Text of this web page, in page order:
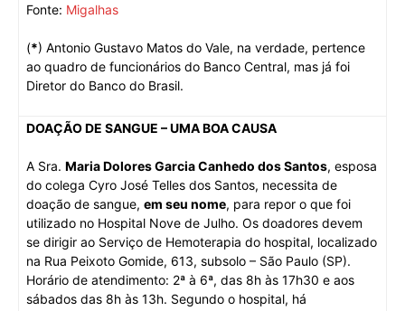
Fonte: Migalhas
(*) Antonio Gustavo Matos do Vale, na verdade, pertence
ao quadro de funcionários do Banco Central, mas já foi
Diretor do Banco do Brasil.
DOAÇÃO DE SANGUE – UMA BOA CAUSA
A Sra. Maria Dolores Garcia Canhedo dos Santos, esposa
do colega Cyro José Telles dos Santos, necessita de
doação de sangue, em seu nome, para repor o que foi
utilizado no Hospital Nove de Julho. Os doadores devem
se dirigir ao Serviço de Hemoterapia do hospital, localizado
na Rua Peixoto Gomide, 613, subsolo – São Paulo (SP).
Horário de atendimento: 2ª à 6ª, das 8h às 17h30 e aos
sábados das 8h às 13h. Segundo o hospital, há